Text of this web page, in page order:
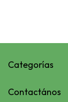
Categorías
Contactános